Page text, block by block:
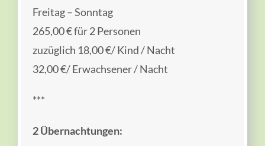
Freitag – Sonntag
265,00 € für 2 Personen
zuzüglich 18,00 €/ Kind / Nacht
32,00 €/ Erwachsener / Nacht
***
2 Übernachtungen: